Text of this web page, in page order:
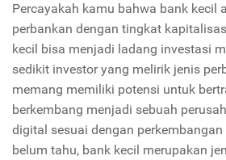
Percayakah kamu bahwa bank kecil
perbankan dengan tingkat
kecil bisa menjadi ladang investasi
sedikit investor yang melirik jenis
memang memiliki potensi untuk
berkembang menjadi sebuah
digital sesuai dengan
belum tahu, bank kecil merupakan